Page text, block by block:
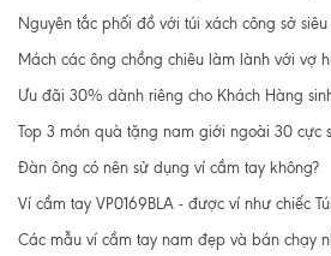
Nguyên tắc phối đồ với túi xách công sở
Mách các ông chồng chiêu làm lành với vợ
Ưu đãi 30% dành riêng cho Khách Hàng
Top 3 món quà tặng nam giới ngoài 30 cực
Đàn ông có nên sử dụng ví cầm tay không?
Ví cầm tay VP0169BLA - được ví như chiếc
Các mẫu ví cầm tay nam đẹp và bán chạy